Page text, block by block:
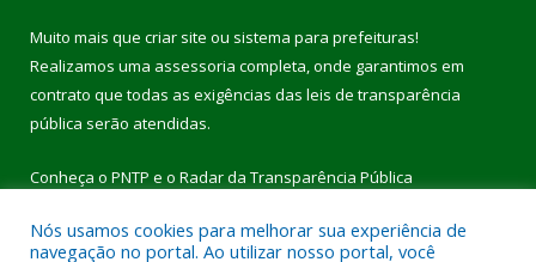
Muito mais que criar site ou sistema para prefeituras!
Realizamos uma assessoria completa, onde garantimos em
contrato que todas as exigências das leis de transparência
pública serão atendidas.
Conheça o PNTP e o Radar da Transparência Pública
Nós usamos cookies para melhorar sua experiência de
navegação no portal. Ao utilizar nosso portal, você